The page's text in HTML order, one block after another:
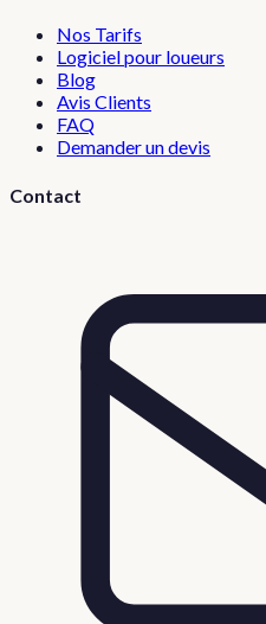
Nos Tarifs
Logiciel pour loueurs
Blog
Avis Clients
FAQ
Demander un devis
Contact